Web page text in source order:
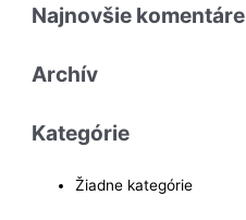
Najnovšie komentáre
Archív
Kategórie
Žiadne kategórie